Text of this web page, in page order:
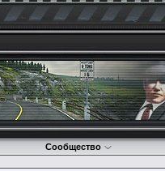
Сообщество